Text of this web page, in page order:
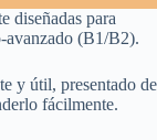
diseñadas para
avanzado (B1/B2).
y útil, presentado de
fácilmente.